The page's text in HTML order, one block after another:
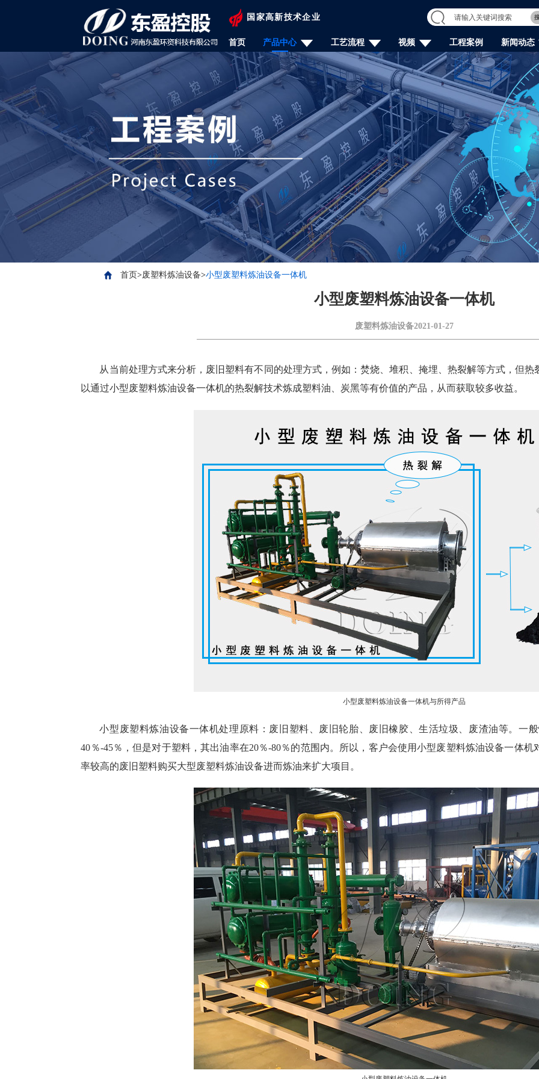
国家高新技术企业
首页 产品中心 工艺流程 视频 工程案例 新闻动态
首页>废塑料炼油设备>小型废塑料炼油设备一体机
小型废塑料炼油设备一体机
废塑料炼油设备2021-01-27
从当前处理方式来分析，废旧塑料有不同的处理方式，例如：焚烧、堆积、掩埋、热裂解等方式，但
以通过小型废塑料炼油设备一体机的热裂解技术炼成塑料油、炭黑等有价值的产品，从而获取较多收益。
小型废塑料炼油设备一体机与所得产品
小型废塑料炼油设备一体机处理原料：废旧塑料、废旧轮胎、废旧橡胶、生活垃圾、废渣油等。一
40％-45％，但是对于塑料，其出油率在20％-80％的范围内。所以，客户会使用小型废塑料炼油设备一体
率较高的废旧塑料购买大型废塑料炼油设备进而炼油来扩大项目。